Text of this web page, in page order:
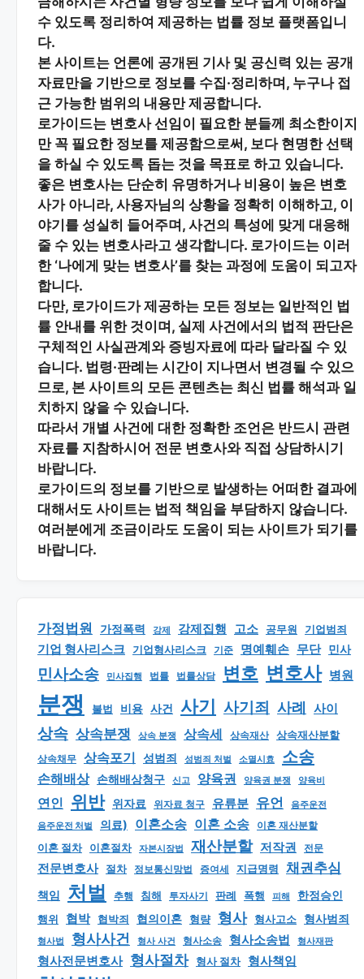
수 있도록 정리하여 제공하는 법률 정보 플랫폼입니
다.
본 사이트는 언론에 공개된 기사 및 공신력 있는 공개
자료만을 기반으로 정보를 수집·정리하며, 누구나 접
근 가능한 범위의 내용만 제공합니다.
로가이드는 변호사 선임이 필요한 분들께 최소한이지
만 꼭 필요한 정보를 제공함으로써, 보다 현명한 선택
을 하실 수 있도록 돕는 것을 목표로 하고 있습니다.
좋은 변호사는 단순히 유명하거나 비용이 높은 변호
사가 아니라, 사용자님의 상황을 정확히 이해하고, 이
야기를 성실히 들어주며, 사건의 특성에 맞게 대응해
줄 수 있는 변호사라고 생각합니다. 로가이드는 이러
한 ‘나에게 맞는 변호사’를 찾는 과정에 도움이 되고자
합니다.
다만, 로가이드가 제공하는 모든 정보는 일반적인 법
률 안내 를 위한 것이며, 실제 사건에서의 법적 판단은
구체적인 사실관계와 증빙자료에 따라 달라질 수 있
습니다. 법령·판례는 시간이 지나면서 변경될 수 있으
므로, 본 사이트의 모든 콘텐츠는 최신 법률 해석과 일
치하지 않을 수 있습니다.
따라서 개별 사건에 대한 정확한 조언은 반드시 관련
자료를 지참하시어 전문 변호사와 직접 상담하시기
바랍니다.
로가이드의 정보를 기반으로 발생하는 어떠한 결과에
대해서도 사이트는 법적 책임을 부담하지 않습니다.
여러분에게 조금이라도 도움이 되는 사이트가 되기를
바랍니다.
가정법원 가정폭력 강제 강제집행 고소 공무원 기업범죄
기업 형사리스크 기업형사리스크 기준 명예훼손 무단 민사
민사소송 민사집행 법률 법률상담 변호 변호사 병원
분쟁 불법 비용 사건 사기 사기죄 사례 사이
상속 상속분쟁 상속 분쟁 상속세 상속재산 상속재산분할
상속채무 상속포기 성범죄 성범죄 처벌 소멸시효 소송
손해배상 손해배상청구 신고 양육권 양육권 분쟁 양육비
연인 위반 위자료 위자료 청구 유류분 유언 음주운전
음주운전 처벌 의료) 이혼소송 이혼 소송 이혼 재산분할
이혼 절차 이혼절차 자본시장법 재산분할 저작권 전문
전문변호사 절차 정보통신망법 증여세 지급명령 채권추심
책임 처벌 추행 침해 투자사기 판례 폭행 피해 한정승인
행위 협박 협박죄 협의이혼 형량 형사 형사고소 형사범죄
형사법 형사사건 형사 사건 형사소송 형사소송법 형사재판
형사전문변호사 형사절차 형사 절차 형사책임